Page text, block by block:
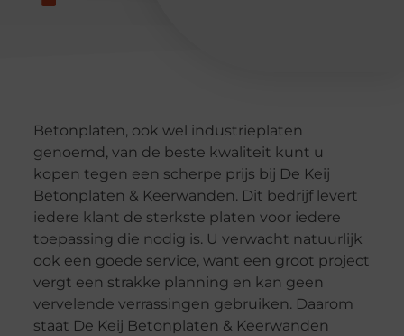
Betonplaten, ook wel industrieplaten
genoemd, van de beste kwaliteit kunt u
kopen tegen een scherpe prijs bij De Keij
Betonplaten & Keerwanden. Dit bedrijf levert
iedere klant de sterkste platen voor iedere
toepassing die nodig is. U verwacht natuurlijk
ook een goede service, want een groot project
vergt een strakke planning en kan geen
vervelende verrassingen gebruiken. Daarom
staat De Keij Betonplaten & Keerwanden